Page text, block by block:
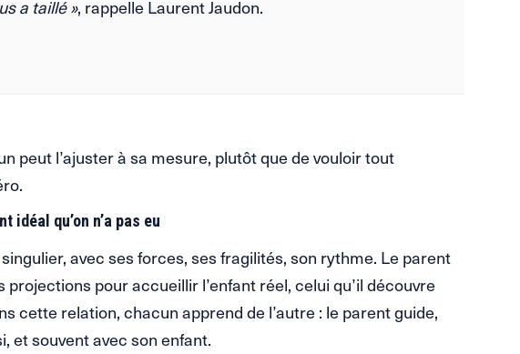
a taillé », rappelle Laurent Jaudon.
peut l’ajuster à sa mesure, plutôt que de vouloir tout
idéal qu’on n’a pas eu
avec ses forces, ses fragilités, son rythme. Le parent
pour accueillir l’enfant réel, celui qu’il découvre
cette relation, chacun apprend de l’autre : le parent guide,
et souvent avec son enfant.